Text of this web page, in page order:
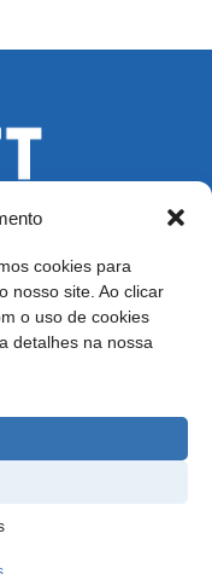
cookies para
nosso site. Ao clicar
o uso de cookies
detalhes na nossa
Oscar Niemeyer,
0800 016-1515